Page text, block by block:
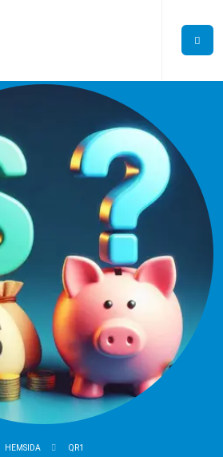
HEMSIDA QR1